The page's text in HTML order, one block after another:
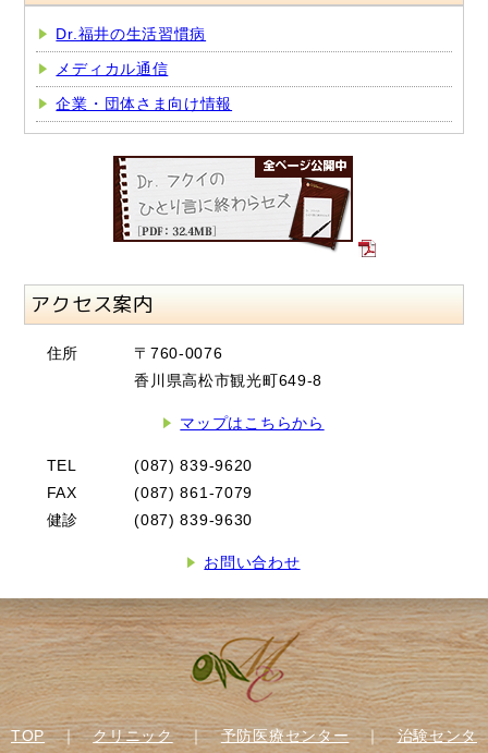
Dr.福井の生活習慣病
メディカル通信
企業・団体さま向け情報
アクセス案内
住所
〒760-0076
香川県高松市観光町649-8
マップはこちらから
TEL
(087) 839-9620
FAX
(087) 861-7079
健診
(087) 839-9630
お問い合わせ
TOP｜クリニック｜予防医療センター｜治験センタ